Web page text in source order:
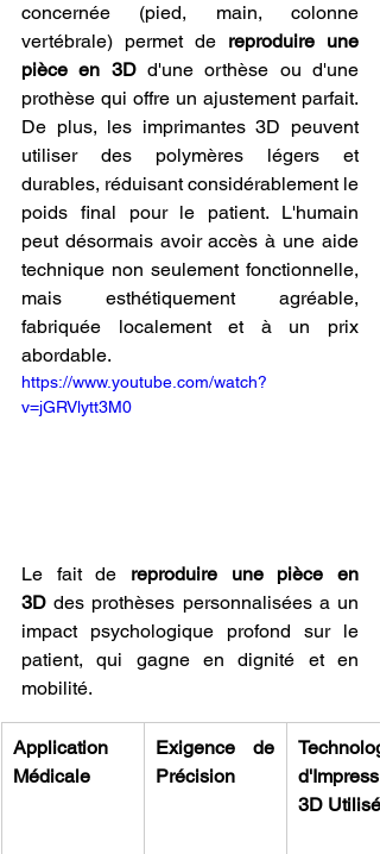
concernée (pied, main, colonne
vertébrale) permet de reproduire une
pièce en 3D d'une orthèse ou d'une
prothèse qui offre un ajustement parfait.
De plus, les imprimantes 3D peuvent
utiliser des polymères légers et
durables, réduisant considérablement le
poids final pour le patient. L'humain
peut désormais avoir accès à une aide
technique non seulement fonctionnelle,
mais esthétiquement agréable,
fabriquée localement et à un prix
abordable.
https://www.youtube.com/watch?
v=jGRVlytt3M0
Le fait de reproduire une pièce en
3D des prothèses personnalisées a un
impact psychologique profond sur le
patient, qui gagne en dignité et en
mobilité.
Application
Médicale
Exigence de
Précision
3D Utilisée